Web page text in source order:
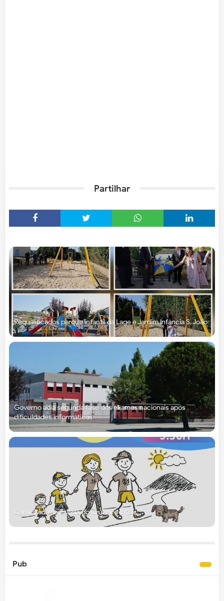
Partilhar
Requalificados parque infantil da Lage e Jardim Infância S. João
Governo adia segunda fase dos exames nacionais após
dificuldades informáticas
Caminhada da Escola do Cruzeiro Infias
Pub